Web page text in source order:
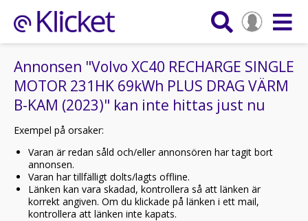
Annonsen "Volvo XC40 RECHARGE SINGLE
MOTOR 231HK 69kWh PLUS DRAG VÄRM
B-KAM (2023)" kan inte hittas just nu
Exempel på orsaker:
Varan är redan såld och/eller annonsören har tagit bort
annonsen.
Varan har tillfälligt dolts/lagts offline.
Länken kan vara skadad, kontrollera så att länken är
korrekt angiven. Om du klickade på länken i ett mail,
kontrollera att länken inte kapats.